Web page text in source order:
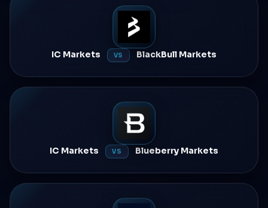
IC Markets VS BlackBull Markets
IC Markets VS Blueberry Markets